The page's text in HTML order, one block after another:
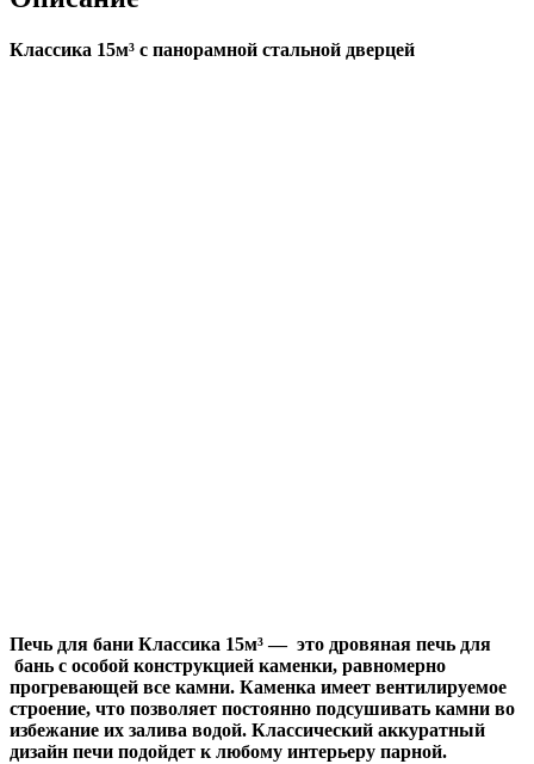
Классика 15м³ с панорамной стальной дверцей
Печь для бани Классика 15м³ — это дровяная печь для
бань с особой конструкцией каменки, равномерно
прогревающей все камни. Каменка имеет вентилируемое
строение, что позволяет постоянно подсушивать камни во
избежание их залива водой. Классический аккуратный
дизайн печи подойдет к любому интерьеру парной.